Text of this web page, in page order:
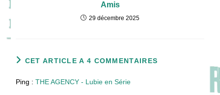
Amis
29 décembre 2025
CET ARTICLE A 4 COMMENTAIRES
Ping :THE AGENCY - Lubie en Série